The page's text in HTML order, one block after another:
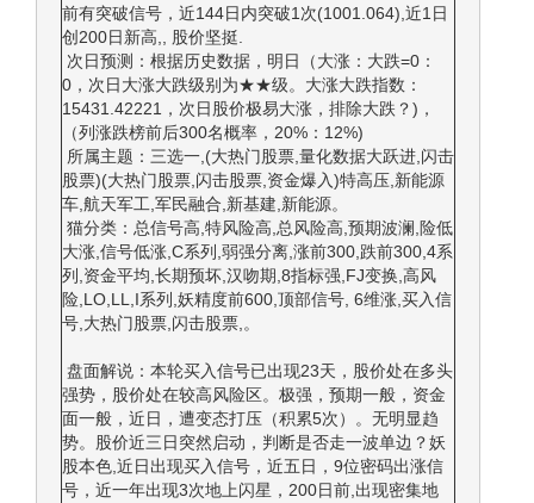
前有突破信号，近144日内突破1次(1001.064),近1日
创200日新高,, 股价坚挺.
次日预测：根据历史数据，明日（大涨：大跌=0：
0，次日大涨大跌级别为★★级。大涨大跌指数：
15431.42221，次日股价极易大涨，排除大跌？)，
（列涨跌榜前后300名概率，20%：12%)
所属主题：三选一,(大热门股票,量化数据大跃进,闪击
股票)(大热门股票,闪击股票,资金爆入)特高压,新能源
车,航天军工,军民融合,新基建,新能源。
猫分类：总信号高,特风险高,总风险高,预期波澜,险低
大涨,信号低涨,C系列,弱强分离,涨前300,跌前300,4系
列,资金平均,长期预坏,汉吻期,8指标强,FJ变换,高风
险,LO,LL,I系列,妖精度前600,顶部信号, 6维涨,买入信
号,大热门股票,闪击股票,。
盘面解说：本轮买入信号已出现23天，股价处在多头
强势，股价处在较高风险区。极强，预期一般，资金
面一般，近日，遭变态打压（积累5次）。无明显趋
势。股价近三日突然启动，判断是否走一波单边？妖
股本色,近日出现买入信号，近五日，9位密码出涨信
号，近一年出现3次地上闪星，200日前,出现密集地